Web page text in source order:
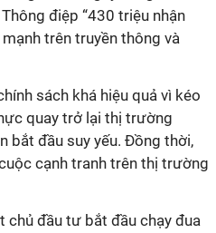
điệp “430 triệu nhận
trên truyền thông và
sách khá hiệu quả vì kéo
quay trở lại thị trường
bắt đầu suy yếu. Đồng thời,
cạnh tranh trên thị trường
chủ đầu tư bắt đầu chạy đua